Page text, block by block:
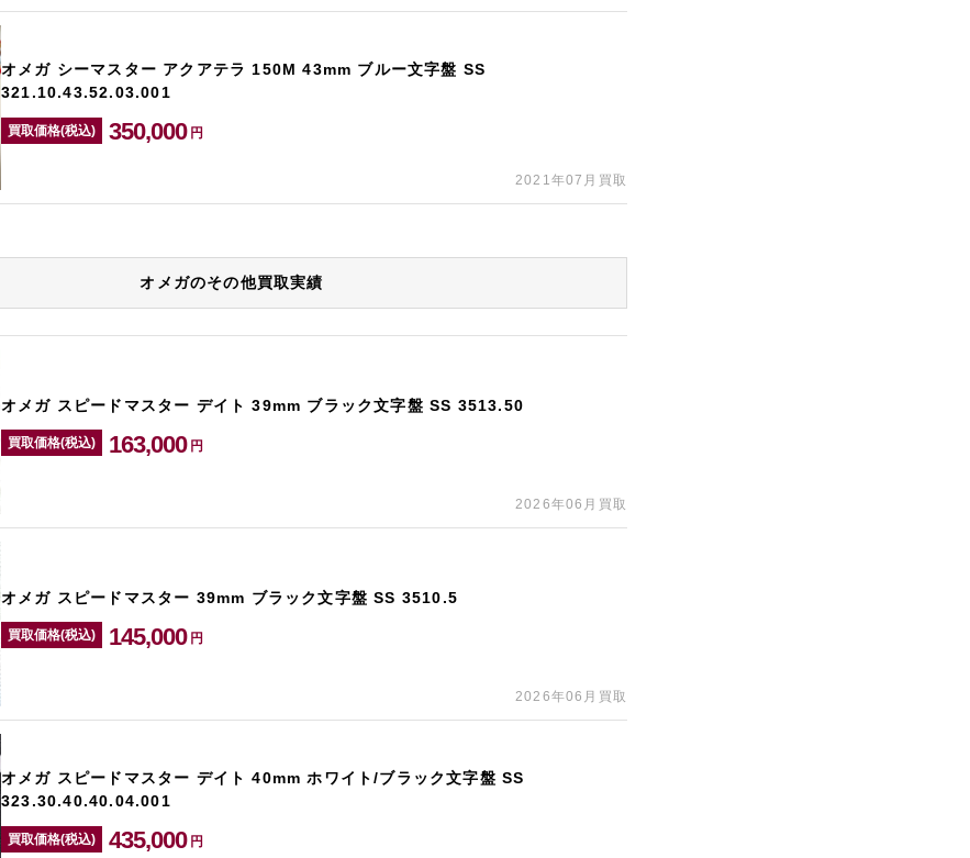
オメガ シーマスター アクアテラ 150M 43mm ブルー文字盤 SS
321.10.43.52.03.001
買取価格(税込) 350,000 円
2021年07月買取
オメガのその他買取実績
オメガ スピードマスター デイト 39mm ブラック文字盤 SS 3513.50
買取価格(税込) 163,000 円
2026年06月買取
オメガ スピードマスター 39mm ブラック文字盤 SS 3510.5
買取価格(税込) 145,000 円
2026年06月買取
オメガ スピードマスター デイト 40mm ホワイト/ブラック文字盤 SS
323.30.40.40.04.001
買取価格(税込) 435,000 円